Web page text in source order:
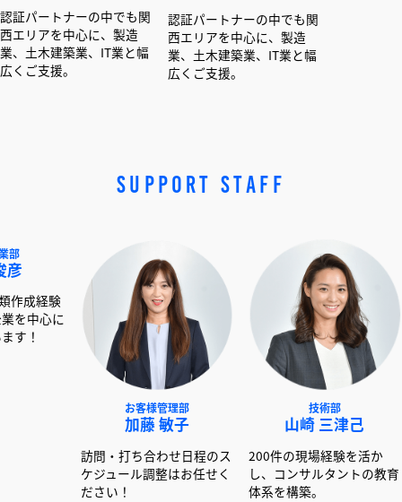
ーの中でも関
心に、製造
業、IT業と幅
認証パートナーの中でも関
西エリアを中心に、製造
業、土木建築業、IT業と幅
広くご支援。
認証パートナーの中で
西エリアを中心に、製
業、土木建築業、IT業
SUPPORT STAFF
山崎
200件の現場
し、コンサル
訪問・打ち合わせ日程のス
ケジュール調整はお任せく
社以上の書類作成経験
かし大手企業を中心に
ートしています！